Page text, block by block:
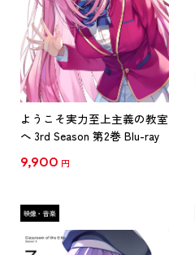
ようこそ実力至上主義の教室
へ 3rd Season 第2巻 Blu-ray
9,900 円